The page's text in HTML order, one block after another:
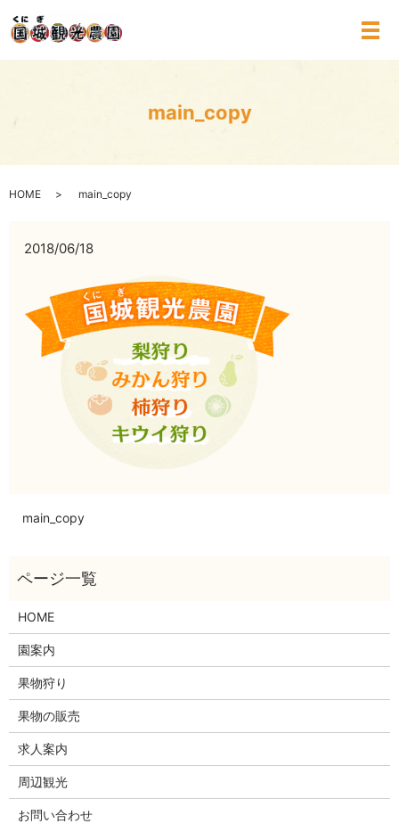
メ
main_copy
HOME main_copy
2018/06/18
main_copy
HOME
園案内
果物狩り
果物の販売
求人案内
周辺観光
お問い合わせ